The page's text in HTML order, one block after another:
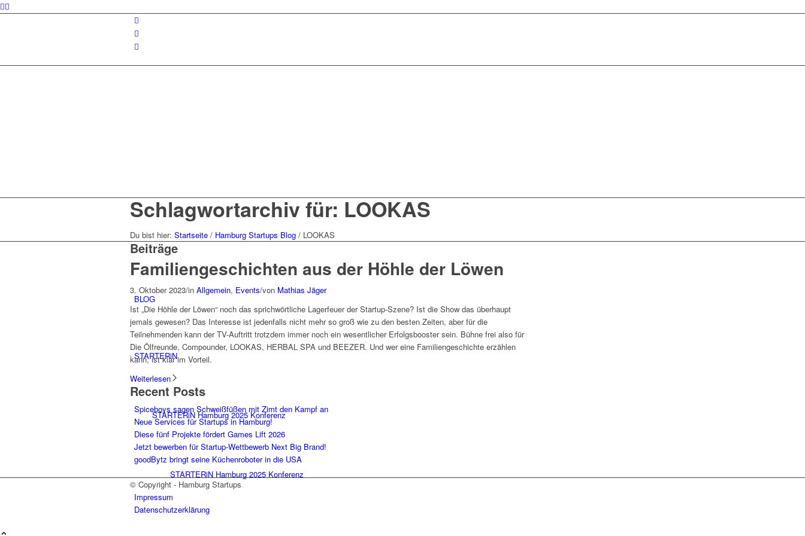
BLOG
STARTERiN
STARTERiN Hamburg 2025 Konferenz
STARTERiN Hamburg 2025 Konferenz
Schlagwortarchiv für: LOOKAS
Du bist hier: Startseite / Hamburg Startups Blog / LOOKAS
Beiträge
Familiengeschichten aus der Höhle der Löwen
3. Oktober 2023/in Allgemein, Events/von Mathias Jäger
Ist „Die Höhle der Löwen“ noch das sprichwörtliche Lagerfeuer der Startup-Szene? Ist die Show das überhaupt
jemals gewesen? Das Interesse ist jedenfalls nicht mehr so groß wie zu den besten Zeiten, aber für die
Teilnehmenden kann der TV-Auftritt trotzdem immer noch ein wesentlicher Erfolgsbooster sein. Bühne frei also für
Die Ölfreunde, Compounder, LOOKAS, HERBAL SPA und BEEZER. Und wer eine Familiengeschichte erzählen
kann, ist klar im Vorteil.
Weiterlesen
Recent Posts
Spiceboys sagen Schweißfüßen mit Zimt den Kampf an
Neue Services für Startups in Hamburg!
Diese fünf Projekte fördert Games Lift 2026
Jetzt bewerben für Startup-Wettbewerb Next Big Brand!
goodBytz bringt seine Küchenroboter in die USA
© Copyright - Hamburg Startups
Impressum
Datenschutzerklärung